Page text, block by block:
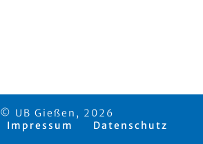
© UB Gießen, 2026
Impressum
Datenschutz